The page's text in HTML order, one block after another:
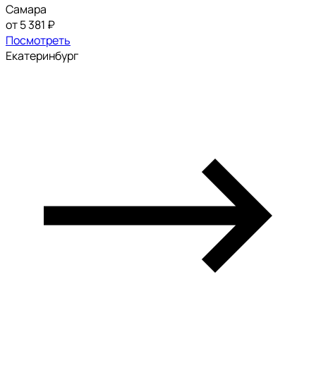
Самара
от 5 381 ₽
Посмотреть
Екатеринбург